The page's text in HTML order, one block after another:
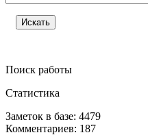
Поиск работы
Статистика
Заметок в базе: 4479
Комментариев: 187